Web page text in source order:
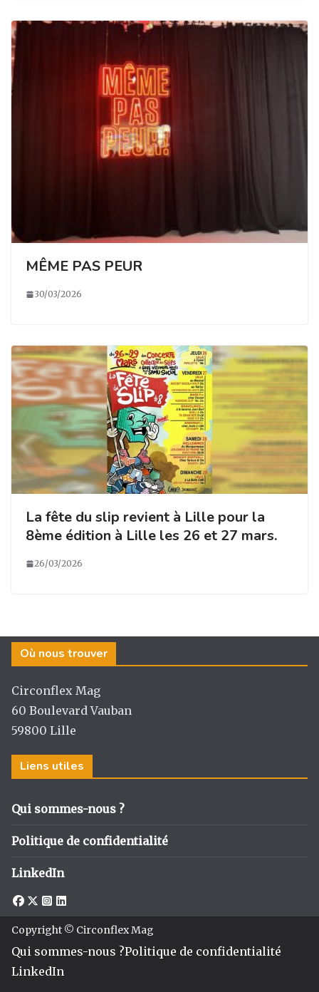
MÊME PAS PEUR
30/03/2026
La fête du slip revient à Lille pour la
8ème édition à Lille les 26 et 27 mars.
26/03/2026
Où nous trouver
Circonflex Mag
60 Boulevard Vauban
59800 Lille
Liens utiles
Qui sommes-nous ?
Politique de confidentialité
LinkedIn
Copyright © Circonflex Mag
Qui sommes-nous ?Politique de confidentialité
LinkedIn